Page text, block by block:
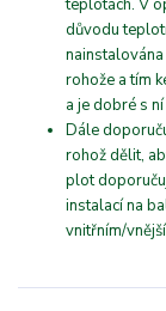
teplotách. V
důvodu
rohože a tím
a je dobré s
Dále
rohož dělit,
plot
instalací na
vnitřním/